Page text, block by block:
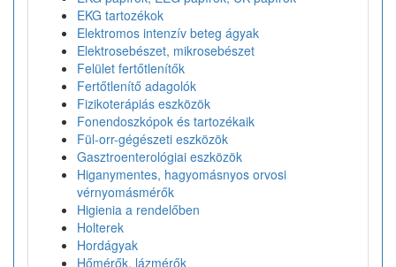
EKG tartozékok
Elektromos intenzív beteg ágyak
Elektrosebészet, mikrosebészet
Felület fertőtlenítők
Fertőtlenítő adagolók
Fizikoterápiás eszközök
Fonendoszkópok és tartozékaik
Fül-orr-gégészeti eszközök
Gasztroenterológiai eszközök
Higanymentes, hagyomásnyos orvosi
vérnyomásmérők
Higienia a rendelőben
Holterek
Hordágyak
Hőmérők, lázmérők